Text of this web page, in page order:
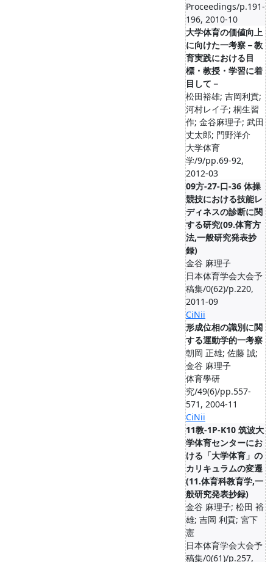
Proceedings/p.191-
196, 2010-10
大学体育の価値向上
に向けた一考察－教
育実践における目
標・教授・学習に着
目して－
松田裕雄; 吉岡利貢;
河村レイ子; 桐生習
作; 金谷麻理子; 武田
丈太郎; 門野洋介
大学体育
学/9/pp.69-92,
2012-03
09方-27-口-36 体操
競技における技能レ
ディネスの診断に関
する研究(09.体育方
法,一般研究発表抄
録)
金谷 麻理子
日本体育学会大会予
稿集/0(62)/p.220,
2011-09
CiNii
形成位相の識別に関
する運動学的一考察
朝岡 正雄; 佐藤 誠;
金谷 麻理子
体育學研
究/49(6)/pp.557-
571, 2004-11
CiNii
11教-1P-K10 筑波大
学体育センターにお
ける「大学体育」の
カリキュラムの変遷
(11.体育科教育学,一
般研究発表抄録)
金谷 麻理子; 松田 裕
雄; 吉岡 利貢; 宮下
憲
日本体育学会大会予
稿集/0(61)/p.257,